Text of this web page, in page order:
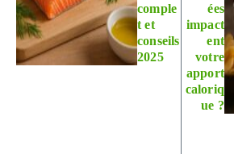
comple
t et
conseils
2025
ées
impact
ent
votre
apport
caloriq
ue ?